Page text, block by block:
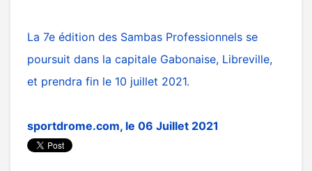
La 7e édition des Sambas Professionnels se
poursuit dans la capitale Gabonaise, Libreville,
et prendra fin le 10 juillet 2021.
sportdrome.com, le 06 Juillet 2021